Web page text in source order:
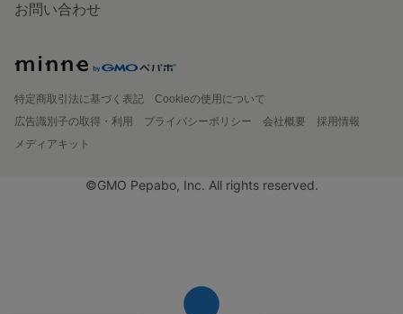
お問い合わせ
特定商取引法に基づく表記
Cookieの使用について
広告識別子の取得・利用
プライバシーポリシー 会社概要
採用情報
メディアキット
©GMO Pepabo, Inc. All rights reserved.